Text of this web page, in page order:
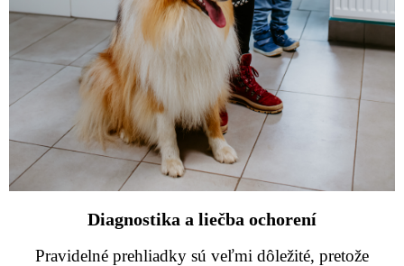
Diagnostika a liečba ochorení
Pravidelné prehliadky sú veľmi dôležité, pretože